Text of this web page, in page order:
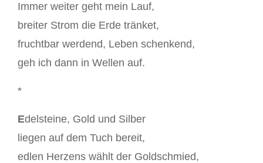
Immer weiter geht mein Lauf,
breiter Strom die Erde tränket,
fruchtbar werdend, Leben schenkend,
geh ich dann in Wellen auf.
*
Edelsteine, Gold und Silber
liegen auf dem Tuch bereit,
edlen Herzens wählt der Goldschmied,